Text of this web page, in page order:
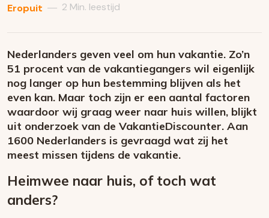
Eropuit — 2 Min. leestijd
Nederlanders geven veel om hun vakantie. Zo’n
51 procent van de vakantiegangers wil eigenlijk
nog langer op hun bestemming blijven als het
even kan. Maar toch zijn er een aantal factoren
waardoor wij graag weer naar huis willen, blijkt
uit onderzoek van de VakantieDiscounter. Aan
1600 Nederlanders is gevraagd wat zij het
meest missen tijdens de vakantie.
Heimwee naar huis, of toch wat
anders?